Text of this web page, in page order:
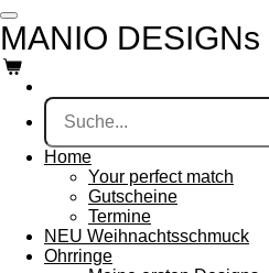
Zum
Hauptinhalt
springen
MANIO DESIGNs
Home
Your perfect match
Gutscheine
Termine
NEU Weihnachtsschmuck
Ohrringe